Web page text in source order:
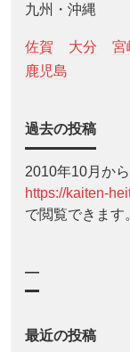
九州・沖縄
佐賀 大分 宮
鹿児島
過去の投稿
2010年10月か
https://kaiten-
で閲覧できます
—
最近の投稿